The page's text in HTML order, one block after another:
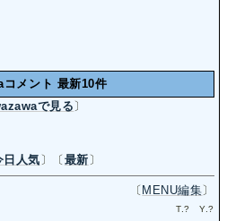
メント 最新10件
で見る 〕
日人気 〕〔 最新 〕
〔 MENU編集〕
T.? Y.?